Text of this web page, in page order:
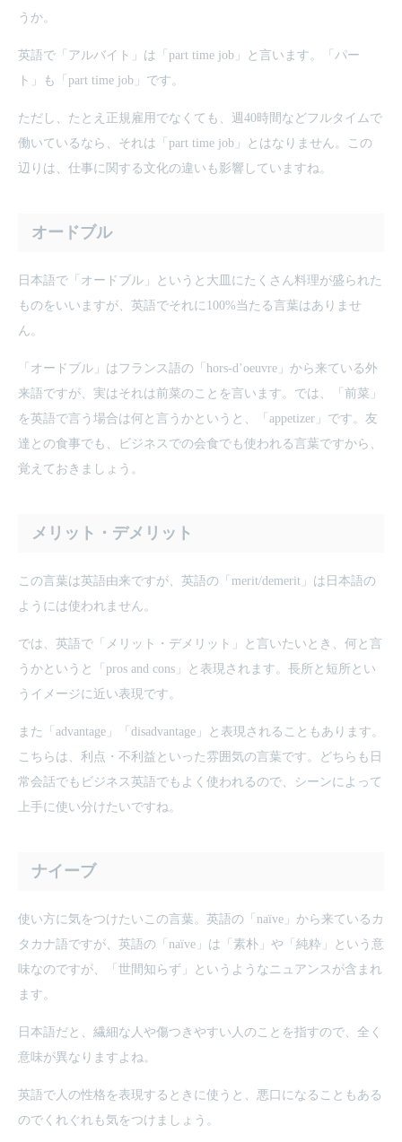
うか。
英語で「アルバイト」は「part time job」と言います。「パー
ト」も「part time job」です。
ただし、たとえ正規雇用でなくても、週40時間などフルタイムで
働いているなら、それは「part time job」とはなりません。この
辺りは、仕事に関する文化の違いも影響していますね。
オードブル
日本語で「オードブル」というと大皿にたくさん料理が盛られた
ものをいいますが、英語でそれに100%当たる言葉はありませ
ん。
「オードブル」はフランス語の「hors-d’oeuvre」から来ている外
来語ですが、実はそれは前菜のことを言います。では、「前菜」
を英語で言う場合は何と言うかというと、「appetizer」です。友
達との食事でも、ビジネスでの会食でも使われる言葉ですから、
覚えておきましょう。
メリット・デメリット
この言葉は英語由来ですが、英語の「merit/demerit」は日本語の
ようには使われません。
では、英語で「メリット・デメリット」と言いたいとき、何と言
うかというと「pros and cons」と表現されます。長所と短所とい
うイメージに近い表現です。
また「advantage」「disadvantage」と表現されることもあります。
こちらは、利点・不利益といった雰囲気の言葉です。どちらも日
常会話でもビジネス英語でもよく使われるので、シーンによって
上手に使い分けたいですね。
ナイーブ
使い方に気をつけたいこの言葉。英語の「naïve」から来ているカ
タカナ語ですが、英語の「naïve」は「素朴」や「純粋」という意
味なのですが、「世間知らず」というようなニュアンスが含まれ
ます。
日本語だと、繊細な人や傷つきやすい人のことを指すので、全く
意味が異なりますよね。
英語で人の性格を表現するときに使うと、悪口になることもある
のでくれぐれも気をつけましょう。